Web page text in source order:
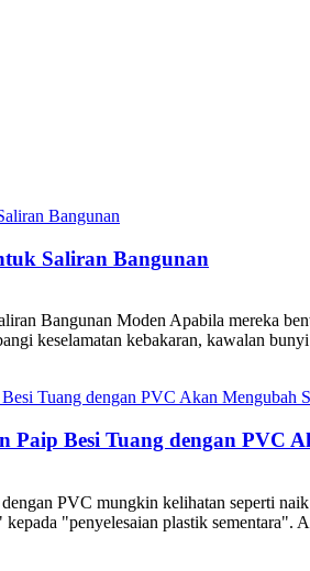
Saliran Bangunan
Bangunan Moden Apabila mereka
keselamatan kebakaran, kawalan
Paip Besi Tuang dengan PVC
PVC mungkin kelihatan seperti
"penyelesaian plastik